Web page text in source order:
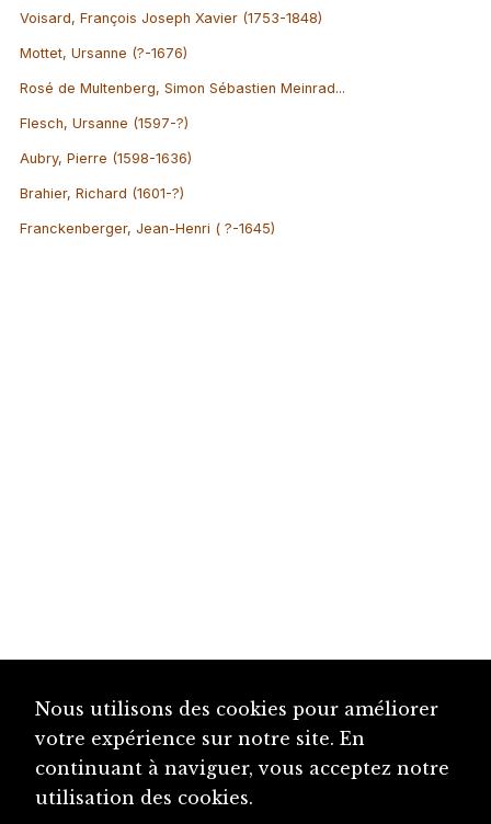
Voisard, François Joseph Xavier (1753-1848)
Mottet, Ursanne (?-1676)
Rosé de Multenberg, Simon Sébastien Meinrad...
Flesch, Ursanne (1597-?)
Aubry, Pierre (1598-1636)
Brahier, Richard (1601-?)
Franckenberger, Jean-Henri ( ?-1645)
Nous utilisons des cookies pour améliorer
votre expérience sur notre site. En
continuant à naviguer, vous acceptez notre
utilisation des cookies.